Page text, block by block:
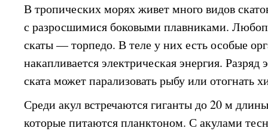
В тропических морях живет много видов
с разросшимися боковыми плавниками.
скаты — торпедо. В теле у них есть особые
накапливается электрическая энергия. Разряд
ската может парализовать рыбу или отогнать
Среди акул встречаются гиганты до 20 м
которые питаются планктоном. С акулами